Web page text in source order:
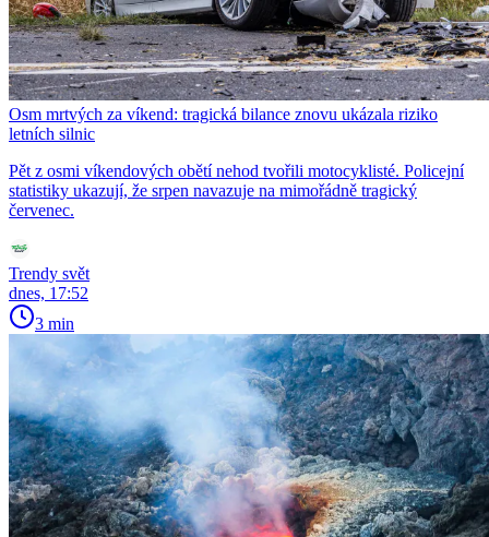
Osm mrtvých za víkend: tragická bilance znovu ukázala riziko
letních silnic
Pět z osmi víkendových obětí nehod tvořili motocyklisté. Policejní
statistiky ukazují, že srpen navazuje na mimořádně tragický
červenec.
Trendy svět
dnes, 17:52
3 min